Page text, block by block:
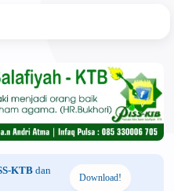
KTB dan
Download!